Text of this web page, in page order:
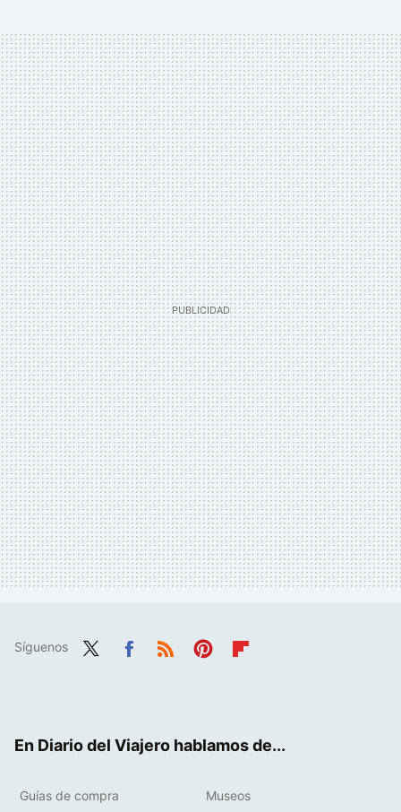
Síguenos
En Diario del Viajero hablamos de...
Guías de compra Museos